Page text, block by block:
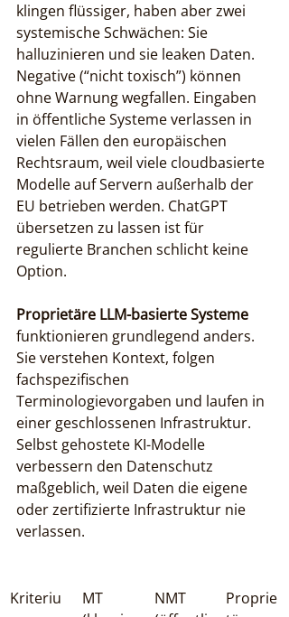
klingen flüssiger, haben aber zwei
systemische Schwächen: Sie
halluzinieren und sie leaken Daten.
Negative (“nicht toxisch”) können
ohne Warnung wegfallen. Eingaben
in öffentliche Systeme verlassen in
vielen Fällen den europäischen
Rechtsraum, weil viele cloudbasierte
Modelle auf Servern außerhalb der
EU betrieben werden. ChatGPT
übersetzen zu lassen ist für
regulierte Branchen schlicht keine
Option.
Proprietäre LLM-basierte Systeme
funktionieren grundlegend anders.
Sie verstehen Kontext, folgen
fachspezifischen
Terminologievorgaben und laufen in
einer geschlossenen Infrastruktur.
Selbst gehostete KI-Modelle
verbessern den Datenschutz
maßgeblich, weil Daten die eigene
oder zertifizierte Infrastruktur nie
verlassen.
Kriteriu
MT
NMT
Proprie